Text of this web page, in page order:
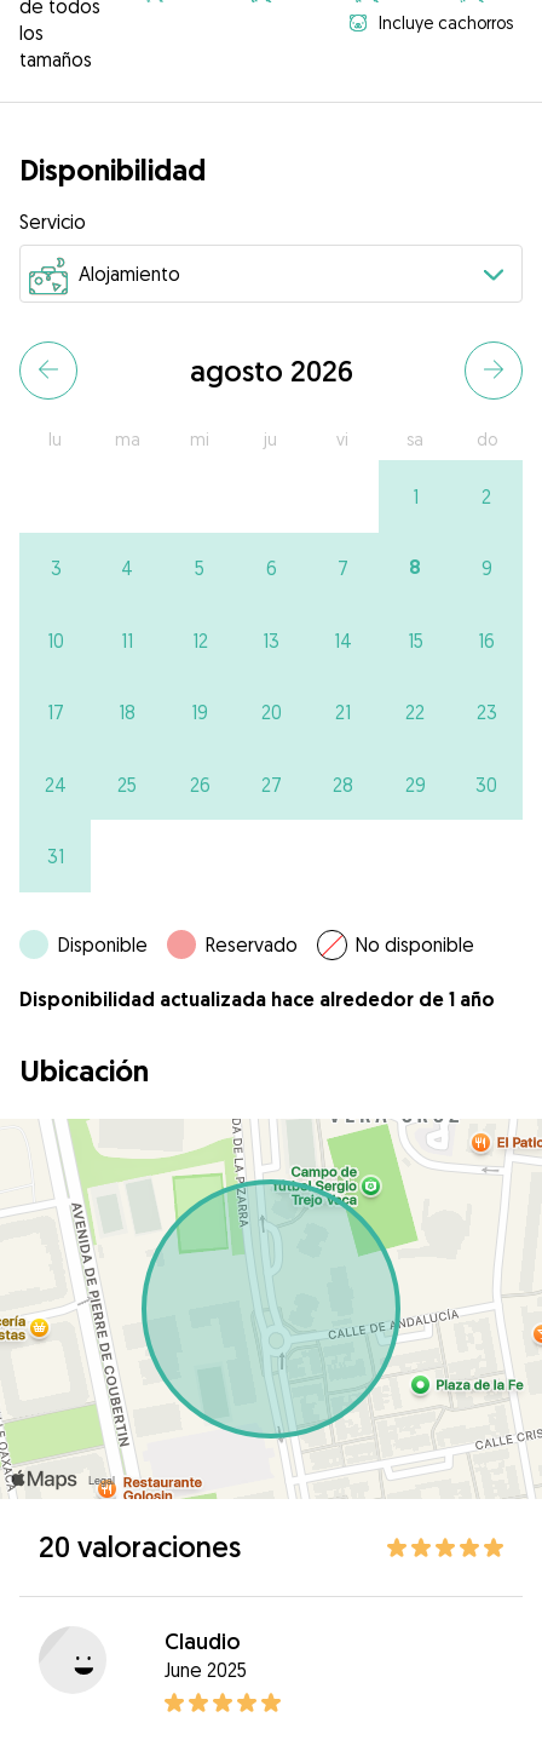
de todos
los
tamaños
Incluye cachorros
Disponibilidad
Servicio
agosto 2026
lu ma mi ju vi sa do
1 2
3 4 5 6 7 8 9
10 11 12 13 14 15 16
17 18 19 20 21 22 23
24 25 26 27 28 29 30
31
Disponible Reservado No disponible
Disponibilidad actualizada hace alrededor de 1 año
Ubicación
20 valoraciones
Claudio
June 2025